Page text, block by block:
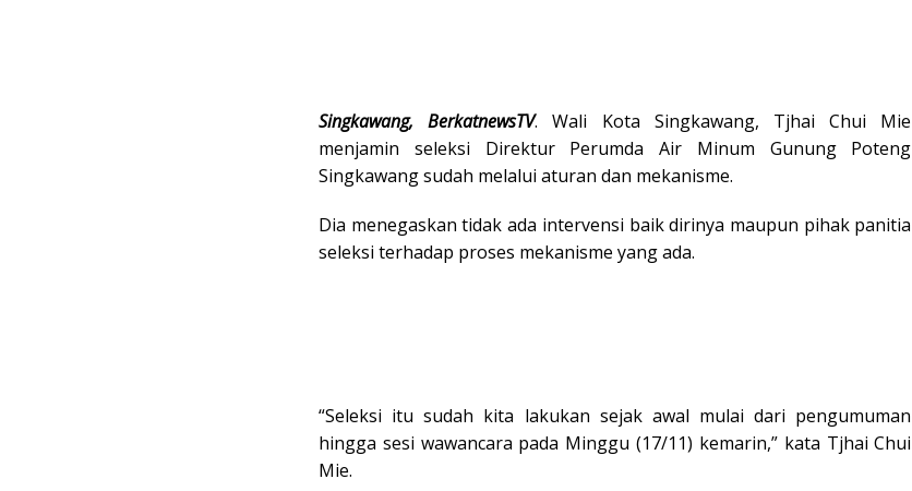
Singkawang, BerkatnewsTV. Wali Kota Singkawang, Tjhai Chui Mie
menjamin seleksi Direktur Perumda Air Minum Gunung Poteng
Singkawang sudah melalui aturan dan mekanisme.
Dia menegaskan tidak ada intervensi baik dirinya maupun pihak panitia
seleksi terhadap proses mekanisme yang ada.
“Seleksi itu sudah kita lakukan sejak awal mulai dari pengumuman
hingga sesi wawancara pada Minggu (17/11) kemarin,” kata Tjhai Chui
Mie.